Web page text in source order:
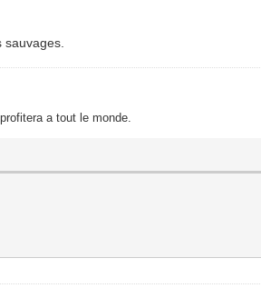
a tout le monde.